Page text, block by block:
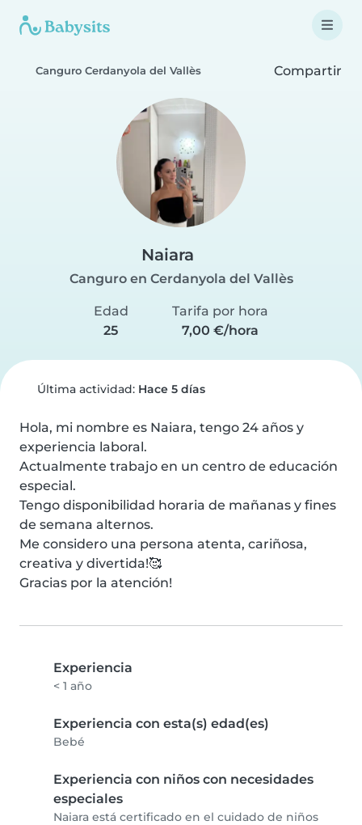
Canguro Cerdanyola del Vallès Compartir
Naiara
Canguro en Cerdanyola del Vallès
Edad
25
Tarifa por hora
7,00 €/hora
Última actividad: Hace 5 días
Hola, mi nombre es Naiara, tengo 24 años y
experiencia laboral.
Actualmente trabajo en un centro de educación
especial.
Tengo disponibilidad horaria de mañanas y fines
de semana alternos.
Me considero una persona atenta, cariñosa,
creativa y divertida!🥰
Gracias por la atención!
Experiencia
< 1 año
Experiencia con esta(s) edad(es)
Bebé
Experiencia con niños con necesidades
especiales
Naiara está certificado en el cuidado de niños